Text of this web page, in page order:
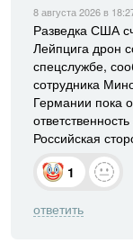
8 августа 2026 в
Разведка США
Лейпцига дрон
спецслужбе,
сотрудника
Германии пока
Российская
1
ответить